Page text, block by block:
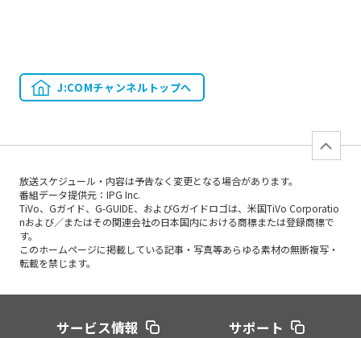
J:COMチャンネルトップへ
放送スケジュール・内容は予告なく変更となる場合があります。
番組データ提供元：IPG Inc.
TiVo、Gガイド、G-GUIDE、およびGガイドロゴは、米国TiVo Corporatio
nおよび／またはその関連会社の日本国内における商標または登録商標で
す。
このホームページに掲載している記事・写真等あらゆる素材の無断複写・
転載を禁じます。
サービス情報
サポート